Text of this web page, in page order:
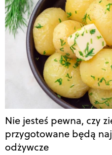
Nie jesteś pewna, czy
przygotowane będą
odżywcze